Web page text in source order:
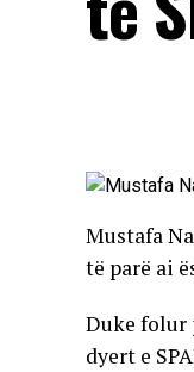
Mustafa
të parë ai
Duke folur
dyert e